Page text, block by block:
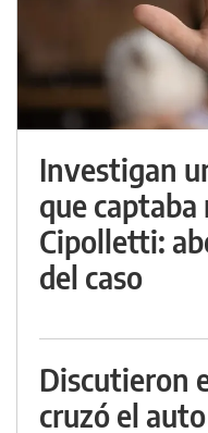
Investigan
que captaba
Cipolletti:
del caso
Discutieron
cruzó el